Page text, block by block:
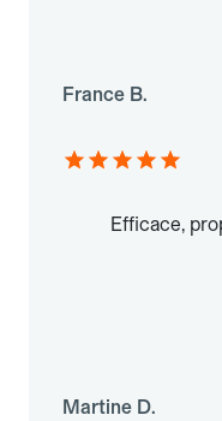
France B.
Efficace,
Martine D.